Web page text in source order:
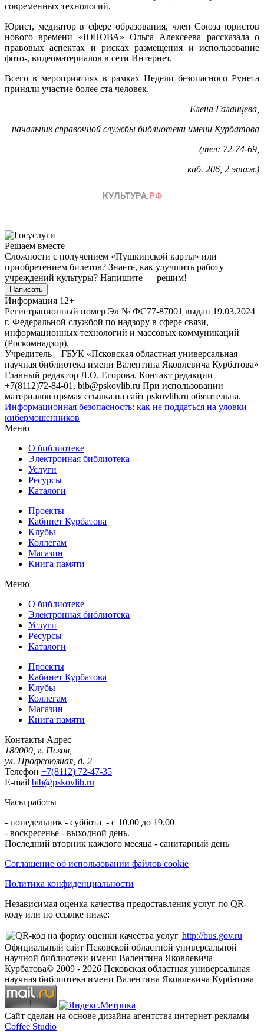
современных технологий.
Юрист, медиатор в сфере образования, член Союза юристов
нового времени «ЮНОВА» Ольга Алексеева рассказала о
правовых аспектах и рисках размещения и использование
фото-, видеоматериалов в сети Интернет.
Всего в мероприятиях в рамках Недели безопасного Рунета
приняли участие более ста человек.
Елена Галанцева,
начальник справочной службы библиотеки имени Курбатова
(тел: 72-74-69,
каб. 206, 2 этаж)
Решаем вместе
Сложности с получением «Пушкинской карты» или
приобретением билетов? Знаете, как улучшить работу
учреждений культуры? Напишите — решим!
Написать
Информация 12+
Регистрационный номер Эл № ФС77-87001 выдан 19.03.2024
г. Федеральной службой по надзору в сфере связи,
информационных технологий и массовых коммуникаций
(Роскомнадзор).
Учредитель – ГБУК «Псковская областная универсальная
научная библиотека имени Валентина Яковлевича Курбатова»
Главный редактор Л.О. Егорова. Контакт редакции
+7(8112)72-84-01, bib@pskovlib.ru При использовании
материалов прямая ссылка на сайт pskovlib.ru обязательна.
Информационная безопасность: как не поддаться на уловки
кибермошенников
Меню
О библиотеке
Электронная библиотека
Услуги
Ресурсы
Каталоги
Проекты
Кабинет Курбатова
Клубы
Коллегам
Магазин
Книга памяти
Меню
О библиотеке
Электронная библиотека
Услуги
Ресурсы
Каталоги
Проекты
Кабинет Курбатова
Клубы
Коллегам
Магазин
Книга памяти
Контакты Адрес
180000, г. Псков,
ул. Профсоюзная, д. 2
Телефон +7(8112) 72-47-35
E-mail bib@pskovlib.ru
Часы работы
- понедельник - суббота - с 10.00 до 19.00
- воскресенье - выходной день.
Последний вторник каждого месяца - санитарный день
Соглашение об использовании файлов cookie
Политика конфиденциальности
Независимая оценка качества предоставления услуг по QR-
коду или по ссылке ниже:
http://bus.gov.ru
Официальный сайт Псковской областной универсальной
научной библиотеки имени Валентина Яковлевича
Курбатова© 2009 - 2026 Псковская областная универсальная
научная библиотека имени Валентина Яковлевича Курбатова
Сайт сделан на основе дизайна агентства интернет-рекламы
Coffee Studio